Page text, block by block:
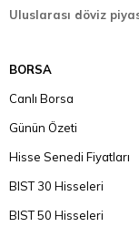
Uluslarası döviz
BORSA
Canlı Borsa
Günün Özeti
Hisse Senedi Fiyatları
BIST 30 Hisseleri
BIST 50 Hisseleri